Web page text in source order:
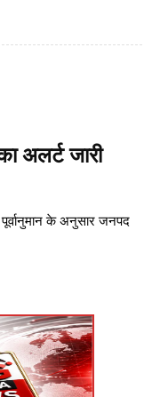
अलर्ट जारी
के अनुसार जनपद